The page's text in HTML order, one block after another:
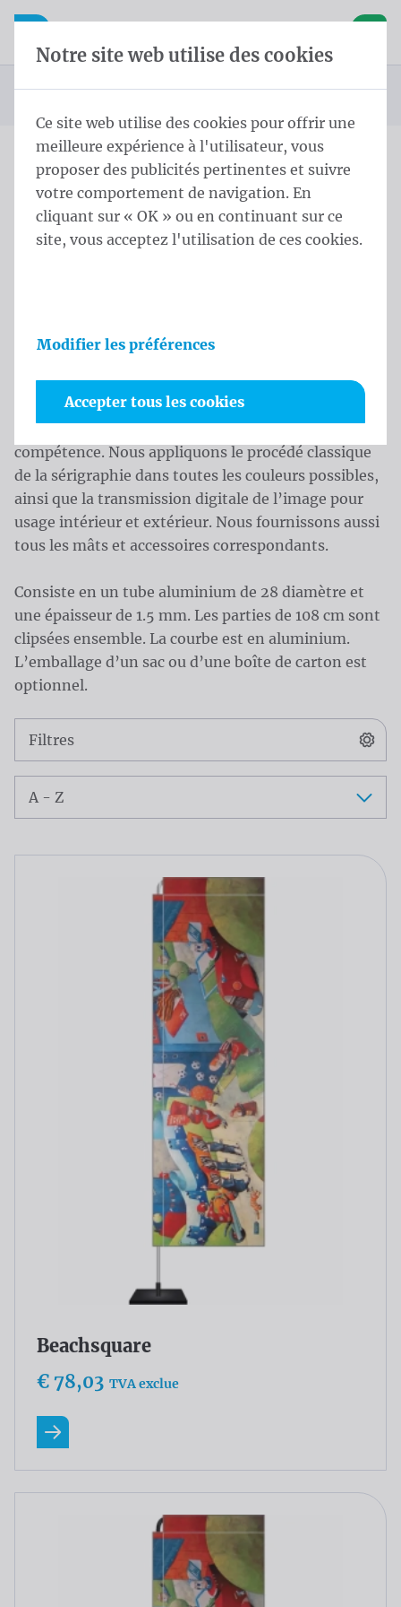
Skip content
Sauter la sélection de la langue
Ouvrir la navigation mobile
Page d'accueil
Produits
Drapeaux Beach Beachsquare
Skip categories
Beachsquare
notre spécialité: nous les fabriquons dans toutes les
formes, couleurs, finitions, dimensions et
matériaux. Parce que la finition seule ne détermine
pas la longévité du drapeau, Waelkens n’utilise que
les meilleurs matériaux et les traite avec
compétence. Nous appliquons le procédé classique
de la sérigraphie dans toutes les couleurs possibles,
ainsi que la transmission digitale de l’image pour
usage intérieur et extérieur. Nous fournissons aussi
tous les mâts et accessoires correspondants.
Consiste en un tube aluminium de 28 diamètre et
une épaisseur de 1.5 mm. Les parties de 108 cm sont
clipsées ensemble. La courbe est en aluminium.
L’emballage d’un sac ou d’une boîte de carton est
optionnel.
Catalogue
Filtres
Trier
Beachsquare
€ 78,03 TVA exclue
En savoir plus
Notre site web utilise des cookies
Ce site web utilise des cookies pour offrir une
meilleure expérience à l'utilisateur, vous
proposer des publicités pertinentes et suivre
votre comportement de navigation. En
cliquant sur « OK » ou en continuant sur ce
site, vous acceptez l'utilisation de ces cookies.
Modifier les préférences
Accepter tous les cookies